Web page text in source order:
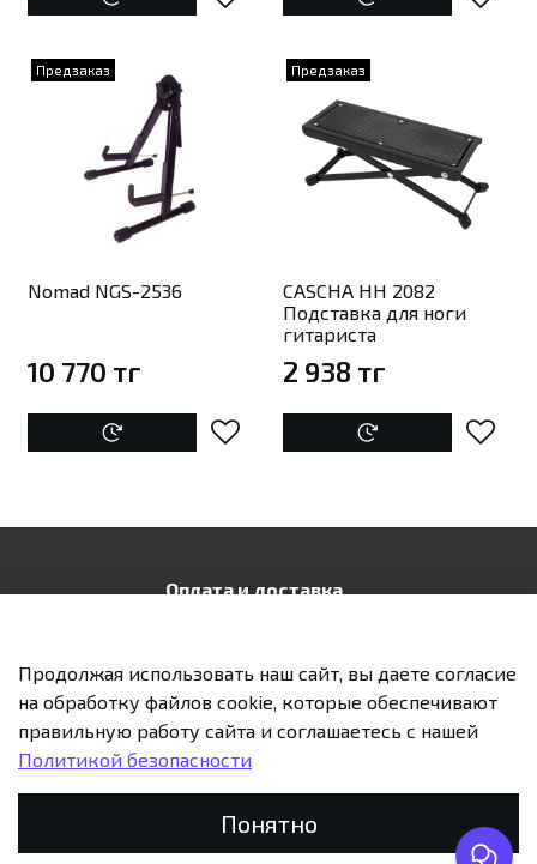
Предзаказ
Nomad NGS-2536
10 770 тг
Предзаказ
CASCHA HH 2082
Подставка для ноги
гитариста
2 938 тг
Оплата и доставка
Публичная оферта
Политика конфиденциальности
Возврат и обмен
Продолжая использовать наш сайт, вы даете согласие
на обработку файлов cookie, которые обеспечивают
правильную работу сайта и соглашаетесь с нашей
Политикой безопасности
Понятно